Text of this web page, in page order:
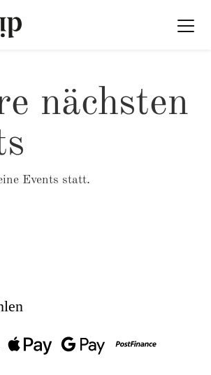
nächsten
Events statt.